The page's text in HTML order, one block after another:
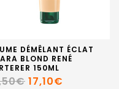
DÉMÊLANT ÉCLAT
BLOND RENÉ
150ML
17,10€